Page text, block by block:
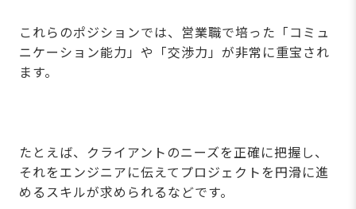
これらのポジションでは、営業職で培った「コミュ
ニケーション能力」や「交渉力」が非常に重宝され
ます。
たとえば、クライアントのニーズを正確に把握し、
それをエンジニアに伝えてプロジェクトを円滑に進
めるスキルが求められるなどです。